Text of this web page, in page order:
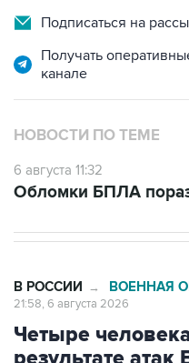
Подписаться на
Получать
канале
НОВОСТИ ПО ТЕМЕ
6 августа 11:32
Обломки БПЛА
В РОССИИ → ВОЕННАЯ
21:58, 6 августа 2026
Четыре